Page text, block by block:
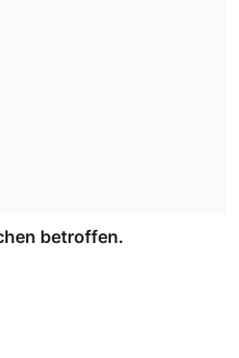
betroffen.